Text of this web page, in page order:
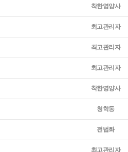
착한영양사
최고관리자
최고관리자
최고관리자
착한영양사
청학동
전법화
최고관리자